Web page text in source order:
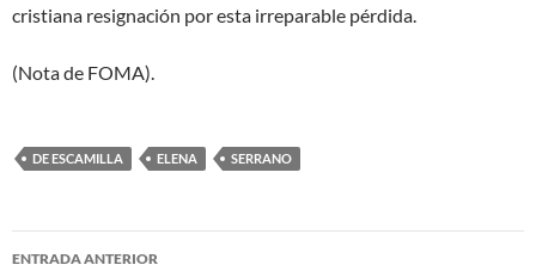
cristiana resignación por esta irreparable pérdida.
(Nota de FOMA).
DE ESCAMILLA ELENA SERRANO
Navegación
ENTRADA ANTERIOR